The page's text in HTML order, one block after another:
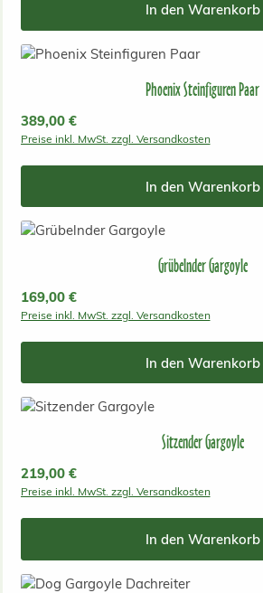
In den Warenkorb
Phoenix Steinfiguren Paar
Regulärer Preis:
389,00 €
Preise inkl. MwSt. zzgl. Versandkosten
In den Warenkorb
Grübelnder Gargoyle
Regulärer Preis:
169,00 €
Preise inkl. MwSt. zzgl. Versandkosten
In den Warenkorb
Sitzender Gargoyle
Regulärer Preis:
219,00 €
Preise inkl. MwSt. zzgl. Versandkosten
In den Warenkorb